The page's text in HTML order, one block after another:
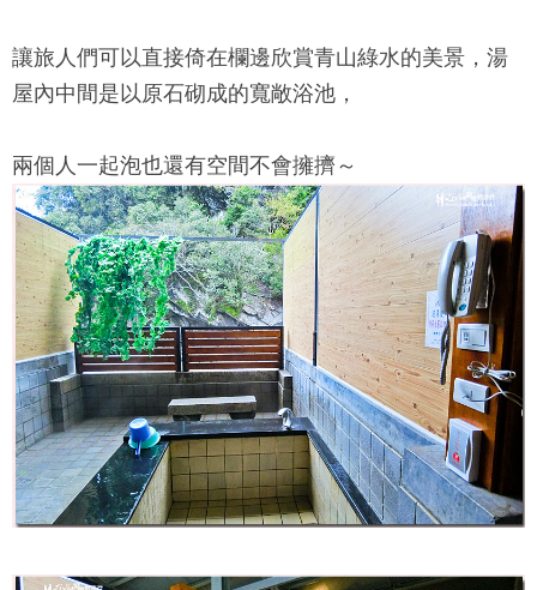
讓旅人們可以直接倚在欄邊欣賞青山綠水的美景，湯
屋內中間是以原石砌成的寬敞浴池，
兩個人一起泡也還有空間不會擁擠～